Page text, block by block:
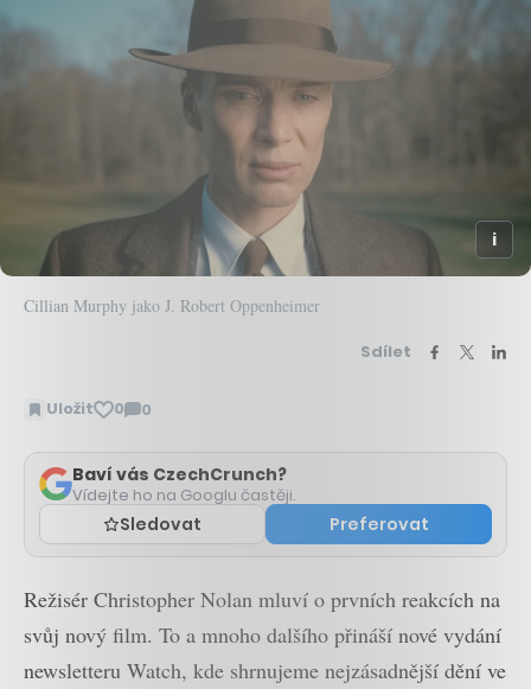
Cillian Murphy jako J. Robert Oppenheimer
Sdílet
Uložit 0 0
Zobrazit
Baví vás CzechCrunch?
Vídejte ho na Googlu častěji.
Sledovat Preferovat
Režisér Christopher Nolan mluví o prvních reakcích na
svůj nový film. To a mnoho dalšího přináší nové vydání
newsletteru Watch, kde shrnujeme nejzásadnější dění ve